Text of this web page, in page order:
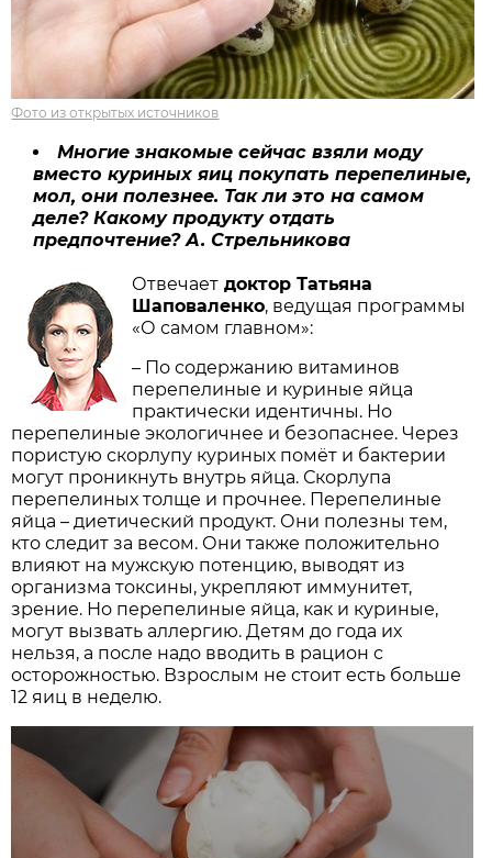
Фото из открытых источников
Многие знакомые сейчас взяли моду
вместо куриных яиц покупать перепелиные,
мол, они полезнее. Так ли это на самом
деле? Какому продукту отдать
предпочтение? А. Стрельникова
Отвечает доктор Татьяна
Шаповаленко, ведущая программы
«О самом главном»:
– По содержанию витаминов
перепелиные и куриные яйца
практически идентичны. Но
перепелиные экологичнее и безопаснее. Через
пористую скорлупу куриных помёт и бактерии
могут проникнуть внутрь яйца. Скорлупа
перепелиных толще и прочнее. Перепелиные
яйца – диетический продукт. Они полезны тем,
кто следит за весом. Они также положительно
влияют на мужскую потенцию, выводят из
организма токсины, укрепляют иммунитет,
зрение. Но перепелиные яйца, как и куриные,
могут вызвать аллергию. Детям до года их
нельзя, а после надо вводить в рацион с
осторожностью. Взрослым не стоит есть больше
12 яиц в неделю.